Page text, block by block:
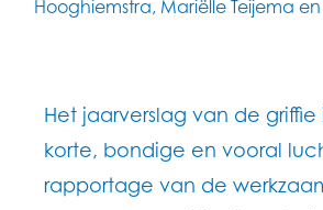
Hooghiemstra, Mariëlle Teijema
Het jaarverslag van de griffie
korte, bondige en vooral
rapportage van de